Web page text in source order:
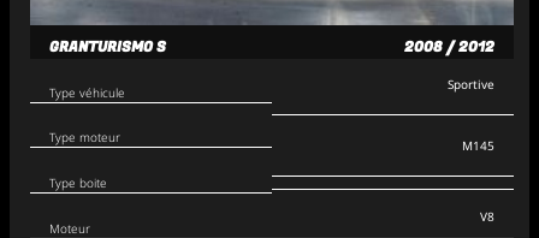
GRANTURISMO S 2008 / 2012
Type véhicule
Type moteur
Type boite
Sportive
M145
Moteur
V8